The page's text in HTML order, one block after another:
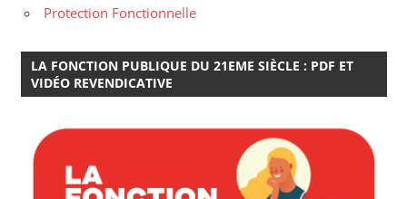
Protection Fonctionnelle
LA FONCTION PUBLIQUE DU 21EME SIÈCLE : PDF ET
VIDÉO REVENDICATIVE